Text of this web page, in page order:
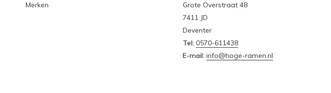
Merken
Grote Overstraat 48
7411 JD
Deventer
Tel: 0570-611438
E-mail: info@hoge-ramen.nl